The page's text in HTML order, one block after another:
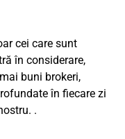
cei care sunt
în considerare,
buni brokeri,
în fiecare zi
.